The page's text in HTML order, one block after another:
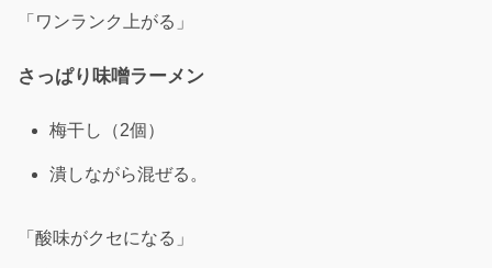
「ワンランク上がる」
さっぱり味噌ラーメン
梅干し（2個）
潰しながら混ぜる。
「酸味がクセになる」